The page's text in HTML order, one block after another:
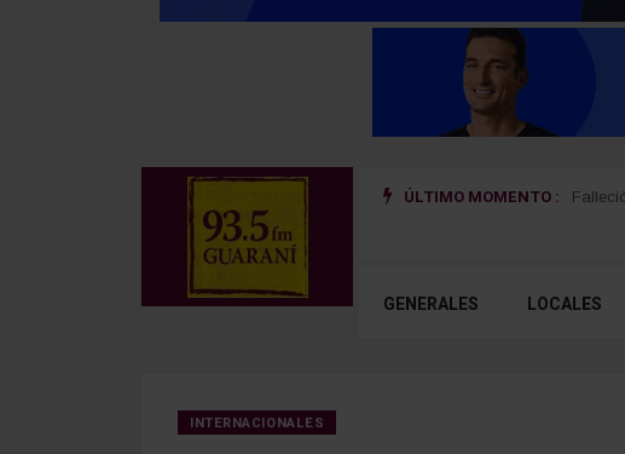
ÚLTIMO MOMENTO :
por un hierro que se desprendió de un camión Carlos
GENERALES LOCALES
INTERNACIONALES